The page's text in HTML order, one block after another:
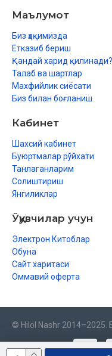
Маълумот
Биз ҳақимизда
Етказиб бериш
Қандай харид қилинади?
Талаб ва шартлар
Махфийлик сиёсати
Биз билан боғланиш
Кабинет
Шахсий кабинет
Буюртмалар рўйхати
Танлаганларим
Солиштириш
Янгиликлар
Ўқувчилар учун
Электрон Китоблар
Обуна
Сайт харитаси
Оммавий оферта
© Hilol Nashr 2014–2025.